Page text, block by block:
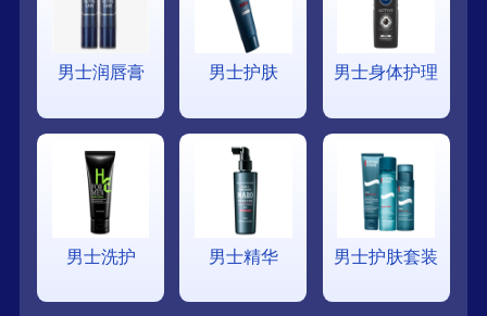
男士润唇膏 男士护肤 男士身体护理
男士洗护 男士精华 男士护肤套装